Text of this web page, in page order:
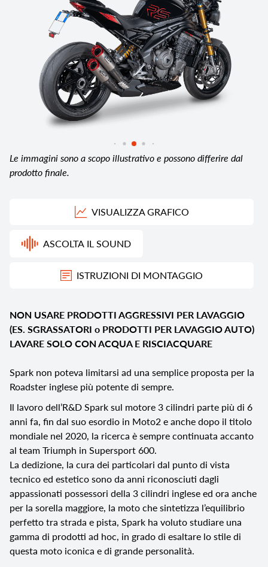
Le immagini sono a scopo illustrativo e possono differire dal
prodotto finale.
VISUALIZZA GRAFICO
ASCOLTA IL SOUND
ISTRUZIONI DI MONTAGGIO
NON USARE PRODOTTI AGGRESSIVI PER LAVAGGIO
(ES. SGRASSATORI o PRODOTTI PER LAVAGGIO AUTO)
LAVARE SOLO CON ACQUA E RISCIACQUARE
Spark non poteva limitarsi ad una semplice proposta per la
Roadster inglese più potente di sempre.
Il lavoro dell’R&D Spark sul motore 3 cilindri parte più di 6
anni fa, fin dal suo esordio in Moto2 e anche dopo il titolo
mondiale nel 2020, la ricerca è sempre continuata accanto
al team Triumph in Supersport 600.
La dedizione, la cura dei particolari dal punto di vista
tecnico ed estetico sono da anni riconosciuti dagli
appassionati possessori della 3 cilindri inglese ed ora anche
per la sorella maggiore, la moto che sintetizza l’equilibrio
perfetto tra strada e pista, Spark ha voluto studiare una
gamma di prodotti ad hoc, in grado di esaltare lo stile di
questa moto iconica e di grande personalità.